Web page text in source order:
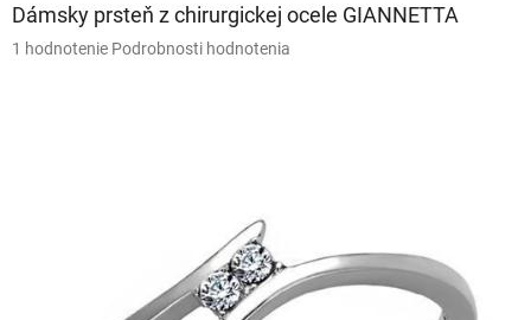
Dámske
náušnice
Dámsky prsteň z chirurgickej ocele GIANNETTA
Priemerné
1 hodnotenie Podrobnosti hodnotenia